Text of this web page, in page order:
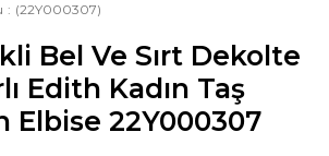
(22Y000307)
Bel Ve Sırt Dekolte
Edith Kadın Taş
Elbise 22Y000307